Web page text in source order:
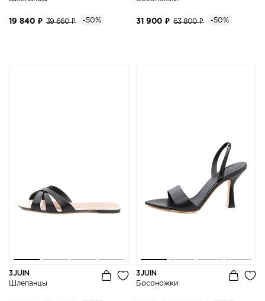
19 840 ₽ 39 660 ₽ -50% 31 900 ₽ 63 800 ₽ -50%
3JUIN
Шлепанцы
3JUIN
Босоножки